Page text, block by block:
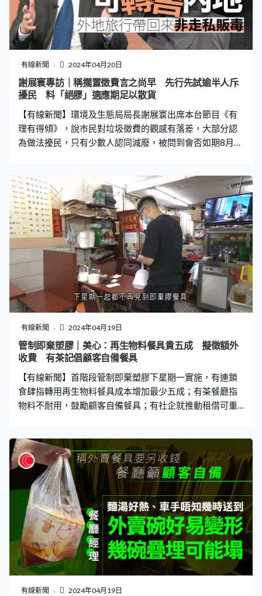
乎安排，或免費提供或最高收1元。 大家樂集團1元可買非
塑膠餐具 大家樂集團旗下全線品牌逾380間分店，包括大
家樂、一粥麵、米線陣、上海姥姥等，已於16日起轉用非
塑膠外賣餐具，但每套要收取1元費用。外賣餐具分為中式
及西式，中式內有竹筷子、植物纖維匙羹；西式內有木
叉、植物纖維匙羹。另外，大家樂同日亦已經推行「大家
自攜杯」計劃，以8間分店作為首階段試點，顧客可以使用
兩元售不銹鋼餐具 大快
有線新聞 2024年04月20日
謝展寰專訪｜稱擱置徵費言之尚早 先行先試逾半人斥
擾民 料「絕膠」適應期足以散貨
【有線新聞】環境及生態局局長謝展寰出席本台節目《有
理有得傾》，說市民對垃圾徵費的觀感有落差，大部分認
為做法擾民，只有少數人認同減廢，被問到會否如期8月1
節目有理有得傾說，收到意見認為膠袋設計不合適，廚餘
回收配套亦要增加，不同處所的參與度有不同。環境及生
態局局長謝展寰：「三無大廈只有一成多人參與，住宅樓
宇、私樓高一點，有超過一半居民觀感有落差，少數認為
做垃圾分類、減廢都是好事，大多數認為這樣做擾民。」
他說五、六月會向立法會報告先行先試結果，再決定下一
步。環境及生態局局長謝展寰：「八月一日是否仍是政府
目標，現階段不急於下定論（記者：前局長說希望政府迎
難而上、勿失良機，這是否你的想法？）我們迎難而上推
動減廢回收，而非逆市民意見去做。」 另一項關乎民生的
政策，管制即棄塑膠下星期一實施，謝展寰相信在半年適
應期，食肆、商戶有足夠時間「散貨」，趕不及散貨的可
轉售內地或海外，不過新法例下，非本地的網上平台不受
長謝展寰：「如果市民在外地旅行帶膠產品回來
有線新聞 2024年04月19日
管制即棄塑膠｜美心：再生物料餐具貴五成 擬徵額外
收費 有茶記倡顧客自備餐具
【有線新聞】首階段管制即棄塑膠下星期一實施，有連鎖
食肆指轉用再生物料餐具成本增加最少五成；有茶餐廳指
物料不耐用，鼓勵顧客自備餐具；有社企就推動租借可重
世華茶餐廳經理Gloria：「麵的湯很熱、一直在煲，我們
試過放到外賣碗裏，碗很熱、很易變形，外賣多的話疊上
去，碗可能會塌。現時很多人經外賣平台叫外賣，我不知
道由店裏出餐到你家要多久，可能車手要繞個圈才到，時
間久了碗真的會變形。（顧客們）自已有餐具就最好自
備，我也不想收你們錢，也不想你們用那些餐具，怕有甚
麼問題。」 有連鎖快餐店早前開始轉用再生物料餐具，成
本比以往高，計劃向食客額外收費。美心集團快餐總監范
滿強：「我們找供應商取不同樣板及試用不同種類，確保
顧客需要及我們認為容易用，我們用了一段時間，大約貴
了五至六成左右，在22日後我們象徵式每套餐具，如果有
有線新聞 2024年04月19日